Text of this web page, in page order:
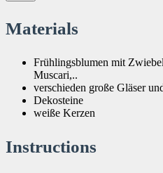
Materials
Frühlingsblumen mit
Muscari,..
verschieden große Gläser
Dekosteine
weiße Kerzen
Instructions